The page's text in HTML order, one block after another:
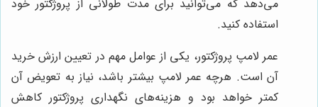
می‌دهد که می‌توانید برای مدت طولانی از پروژکتور خود
استفاده کنید.
عمر لامپ پروژکتور، یکی از عوامل مهم در تعیین ارزش خرید
آن است. هرچه عمر لامپ بیشتر باشد، نیاز به تعویض آن
کمتر خواهد بود و هزینه‌های نگهداری پروژکتور کاهش